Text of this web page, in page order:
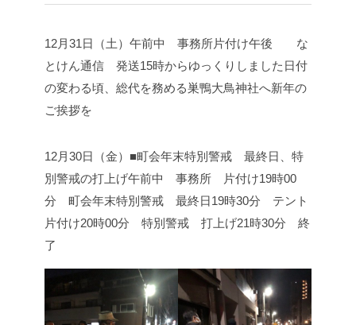
12月31日（土） 午前中 事務所片付け午後 な
とけん通信 発送15時からゆっくりしました 日付
の変わる頃、総代を務める巣鴨大鳥神社へ新年の
ご挨拶を
12月30日（金）■町会年末特別警戒 最終日、特
別警戒の打上げ午前中 事務所 片付け19時00
分 町会年末特別警戒 最終日19時30分 テント
片付け20時00分 特別警戒 打上げ21時30分 終
了